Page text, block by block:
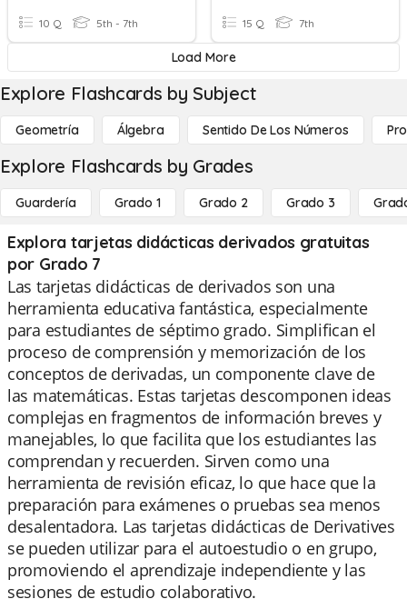
10 Q 5th - 7th 15 Q 7th
Load More
Explore Flashcards by Subject
Geometría Álgebra Sentido De Los Números
Explore Flashcards by Grades
Guardería Grado 1 Grado 2 Grado 3
Explora tarjetas didácticas derivados gratuitas
por Grado 7
Las tarjetas didácticas de derivados son una
herramienta educativa fantástica, especialmente
para estudiantes de séptimo grado. Simplifican el
proceso de comprensión y memorización de los
conceptos de derivadas, un componente clave de
las matemáticas. Estas tarjetas descomponen ideas
complejas en fragmentos de información breves y
manejables, lo que facilita que los estudiantes las
comprendan y recuerden. Sirven como una
herramienta de revisión eficaz, lo que hace que la
preparación para exámenes o pruebas sea menos
desalentadora. Las tarjetas didácticas de Derivatives
se pueden utilizar para el autoestudio o en grupo,
promoviendo el aprendizaje independiente y las
sesiones de estudio colaborativo.